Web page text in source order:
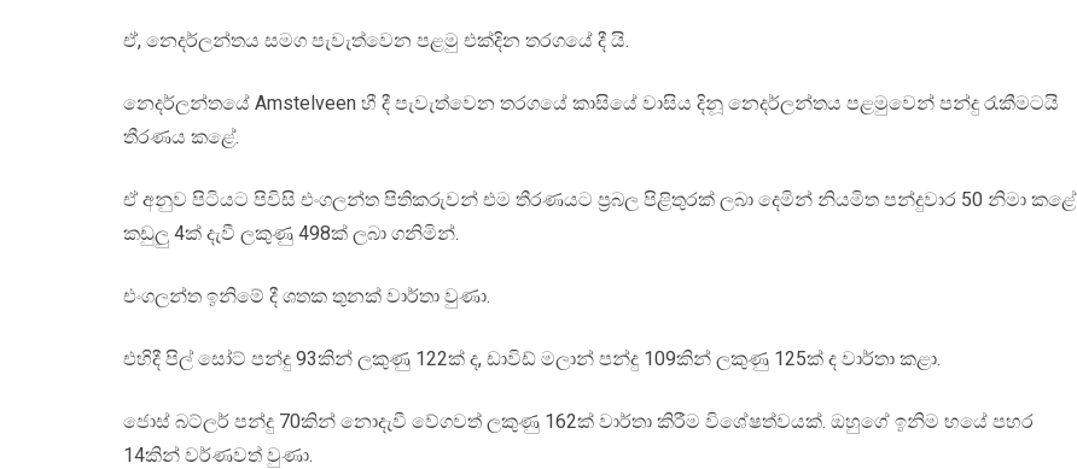
ඒ, නෙදර්ලන්තය සමග පැවැත්වෙන පළමු එක්දින තරගයේ දී යි.
නෙදර්ලන්තයේ Amstelveen හී දී පැවැත්වෙන තරගයේ කාසියේ වාසිය දිනූ නෙදර්ලන්තය පළමුවෙන් පන්දු රැකීමටයි
තීරණය කළේ.
ඒ අනුව පිටියට පිවිසි එංගලන්ත පිතිකරුවන් එම තීරණයට ප්‍රබල පිළිතුරක් ලබා දෙමින් නියමිත පන්දුවාර 50 නිමා කළේ
කඩුලු 4ක් දැවී ලකුණු 498ක් ලබා ගනිමින්.
එංගලන්ත ඉනිමේ දී ශතක තුනක් වාර්තා වුණා.
එහිදී පිල් සෝට් පන්දු 93කින් ලකුණු 122ක් ද, ඩාවිඩ් මලාන් පන්දු 109කින් ලකුණු 125ක් ද වාර්තා කළා.
ජොස් බට්ලර් පන්දු 70කින් නොදැවී වේගවත් ලකුණු 162ක් වාර්තා කිරීම විශේෂත්වයක්. ඔහුගේ ඉනිම හයේ පහර
14කින් වර්ණවත් වුණා.